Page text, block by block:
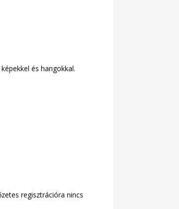
és hangokkal.
regisztrációra nincs